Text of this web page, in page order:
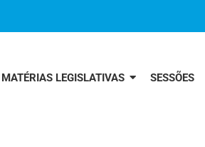
MATÉRIAS LEGISLATIVAS SESSÕES